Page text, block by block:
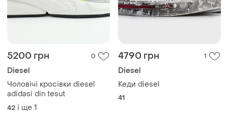
5200 грн 0
Diesel
Чоловічі кросівки diesel
adidasi din tesut
42 і ще 1
4790 грн 1
Diesel
Кеди diesel
41